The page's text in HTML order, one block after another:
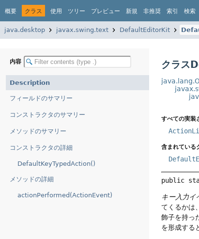
概要 クラス 使用 ツリー プレビュー 新規 非推奨 索引 検索
java.desktop javax.swing.text DefaultEditorKit
内容
Description
フィールドのサマリー
コンストラクタのサマリー
メソッドのサマリー
コンストラクタの詳細
DefaultKeyTypedAction()
メソッドの詳細
actionPerformed(ActionEvent)
クラ
すべての実装
含まれている
public
キー入力イ
てくるかは
飾子を持っ
を形成する